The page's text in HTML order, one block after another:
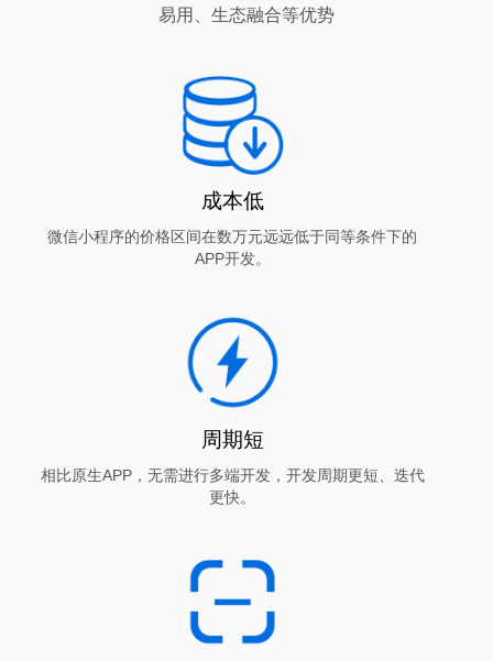
易用、生态融合等优势
成本低
微信小程序的价格区间在数万元远远低于同等条件下的
APP开发。
周期短
相比原生APP，无需进行多端开发，开发周期更短、迭代
更快。